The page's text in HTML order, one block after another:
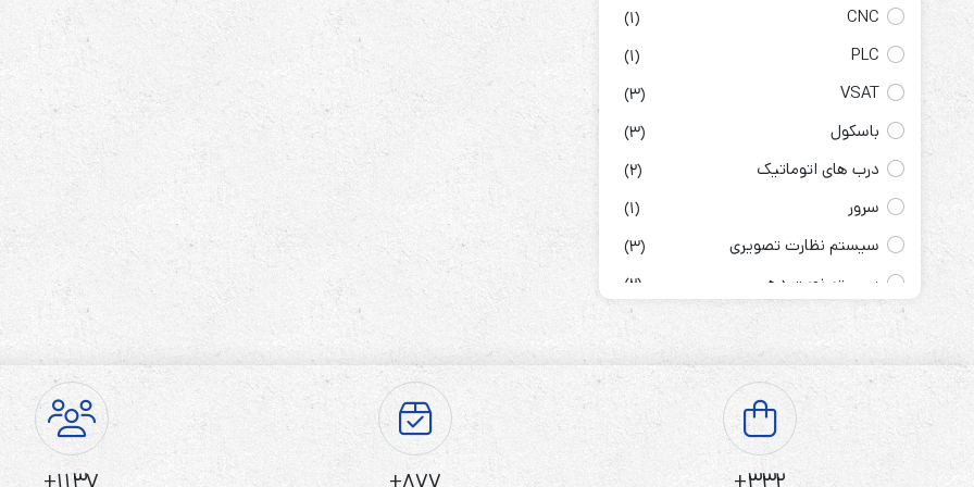
CNC
(1)
PLC
(1)
VSAT
(3)
باسکول
(3)
درب های اتوماتیک
(2)
سرور
(1)
سیستم نظارت تصویری
(3)
سیستم نوبت دهی
(2)
کیوسک اطلاع رسانی
ماشین های اداری
(2)
مدیریت هوشمند ساختمان
مرکز تلفن
(3)
یونیت دندان پزشکی